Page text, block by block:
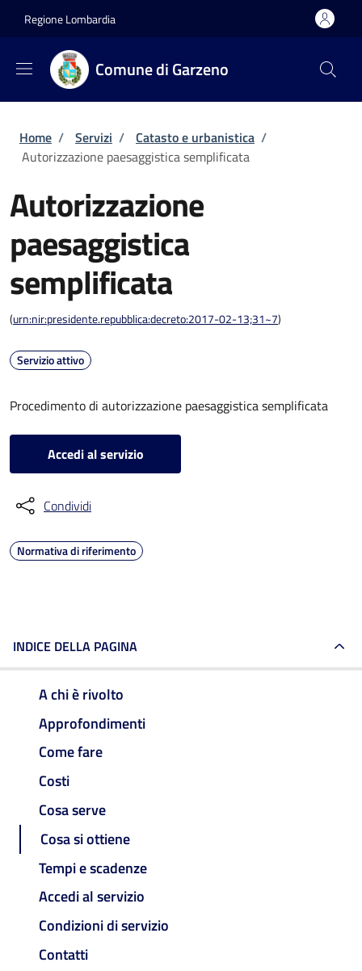
Regione Lombardia
Comune di Garzeno
Briciole di pane
Home / Servizi / Catasto e urbanistica /
Autorizzazione paesaggistica semplificata
Autorizzazione
paesaggistica
semplificata
(urn:nir:presidente.repubblica:decreto:2017-02-13;31~7)
Servizio attivo
Procedimento di autorizzazione paesaggistica semplificata
Accedi al servizio
Condividi
Normativa di riferimento
INDICE DELLA PAGINA
A chi è rivolto
Approfondimenti
Come fare
Costi
Cosa serve
Cosa si ottiene
Tempi e scadenze
Accedi al servizio
Condizioni di servizio
Contatti